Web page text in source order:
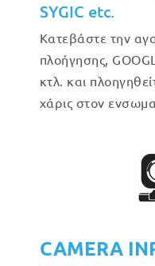
SYGIC etc.
Κατεβάστε την
πλοήγησης,
κτλ. και
χάρις στον
CAMERA